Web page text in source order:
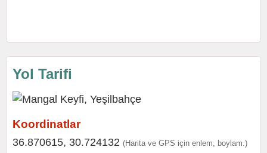
Yol Tarifi
Koordinatlar
36.870615, 30.724132 (Harita ve GPS için enlem, boylam.)